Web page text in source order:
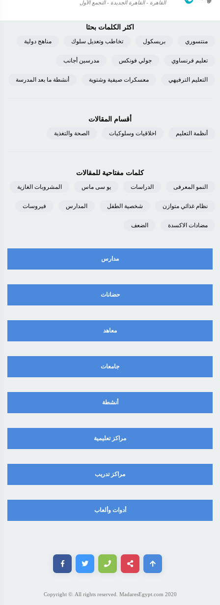
القاهرة - القاهرة الجديدة - التجمع الأول
اكثر الكلمات بحثا
منتسوري بريسكول تخاطب وتعديل سلوك مناهج دولية
تعليم فرنساوي جولي فونكس مدرسين أجانب
التعليم الترفيهي معسكرات صيفية وشتوية أنشطة ما بعد المدرسة
أقسام المقالات
أنظمة التعليم اخلاقيات وسلوكيات الصحة والتغذية
كلمات مفتاحية للمقالات
النمو المعرفى الدراسات يو سى ماس المشروبات الغازية
نظام غذائي متوازن شخصية الطفل المدارس فيروسات
مضادات الاكسدة الضعف
مدارس
حضانات
معاهد
جامعات
أنشطة
مراكز تعليمية
مراكز تدريب
أدوات وألعاب
Copyright ©. All rights reserved. MadaresEgypt.com 2020